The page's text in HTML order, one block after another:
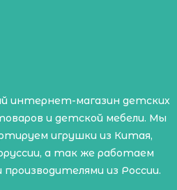
интернет-магазин детских
и детской мебели. Мы
игрушки из Китая,
а так же работаем
производителями из России.